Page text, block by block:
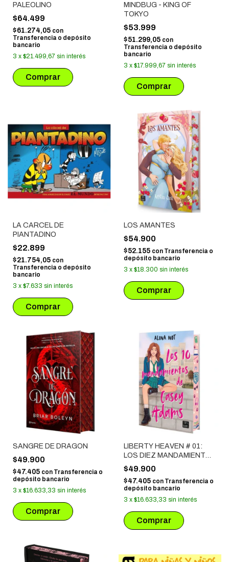
PALEOLINO
$64.499
$61.274,05 con
Transferencia o depósito
bancario
3 x $21.499,67 sin interés
MINDBUG - KING OF
TOKYO
$53.999
$51.299,05 con
Transferencia o depósito
bancario
3 x $17.999,67 sin interés
LA CARCEL DE
PIANTADINO
$22.899
$21.754,05 con
Transferencia o depósito
bancario
3 x $7.633 sin interés
LOS AMANTES
$54.900
$52.155 con Transferencia o
depósito bancario
3 x $18.300 sin interés
SANGRE DE DRAGON
$49.900
$47.405 con Transferencia o
depósito bancario
3 x $16.633,33 sin interés
LIBERTY HEAVEN # 01:
LOS DIEZ MANDAMIENTOS
DE CASEY ADAMS
$49.900
$47.405 con Transferencia o
depósito bancario
3 x $16.633,33 sin interés